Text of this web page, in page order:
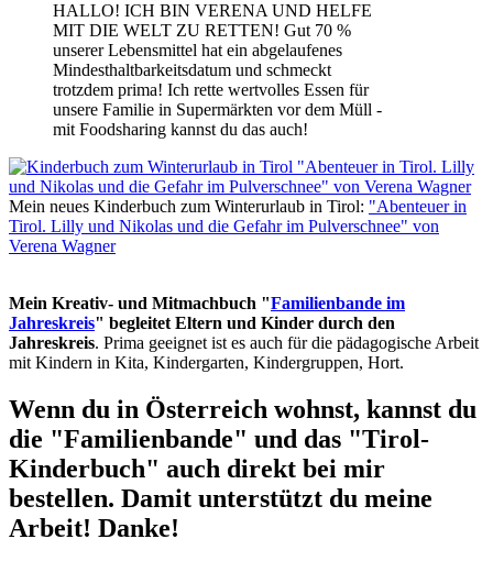
HALLO! ICH BIN VERENA UND HELFE
MIT DIE WELT ZU RETTEN! Gut 70 %
unserer Lebensmittel hat ein abgelaufenes
Mindesthaltbarkeitsdatum und schmeckt
trotzdem prima! Ich rette wertvolles Essen für
unsere Familie in Supermärkten vor dem Müll -
mit Foodsharing kannst du das auch!
Mein neues Kinderbuch zum Winterurlaub in Tirol: "Abenteuer in
Tirol. Lilly und Nikolas und die Gefahr im Pulverschnee" von
Verena Wagner
Mein Kreativ- und Mitmachbuch "Familienbande im
Jahreskreis" begleitet Eltern und Kinder durch den
Jahreskreis. Prima geeignet ist es auch für die pädagogische Arbeit
mit Kindern in Kita, Kindergarten, Kindergruppen, Hort.
Wenn du in Österreich wohnst, kannst du
die "Familienbande" und das "Tirol-
Kinderbuch" auch direkt bei mir
bestellen. Damit unterstützt du meine
Arbeit! Danke!